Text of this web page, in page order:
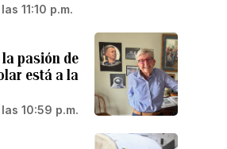
11:10 p.m.
pasión de
está a la
10:59 p.m.